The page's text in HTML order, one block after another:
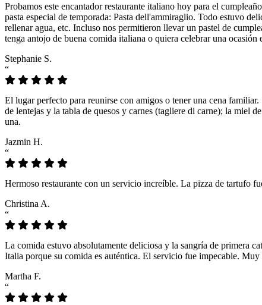
Probamos este encantador restaurante italiano hoy para el
pasta especial de temporada: Pasta dell'ammiraglio. Todo estuvo
rellenar agua, etc. Incluso nos permitieron llevar un pastel de
tenga antojo de buena comida italiana o quiera celebrar una ocasión
Stephanie S.
“
El lugar perfecto para reunirse con amigos o tener una cena
de lentejas y la tabla de quesos y carnes (tagliere di carne); la miel
una.
Jazmin H.
“
Hermoso restaurante con un servicio increíble. La pizza de tartufo
Christina A.
“
La comida estuvo absolutamente deliciosa y la sangría de primera
Italia porque su comida es auténtica. El servicio fue impecable.
Martha F.
“